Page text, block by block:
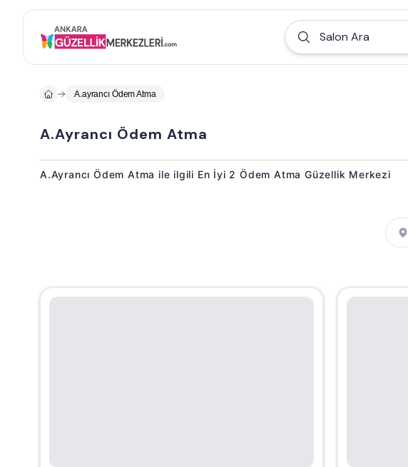
Salon Ara
A.ayrancı Ödem Atma
A.Ayrancı Ödem Atma
A.Ayrancı Ödem Atma ile ilgili En İyi 2 Ödem Atma Güzellik Merkezi